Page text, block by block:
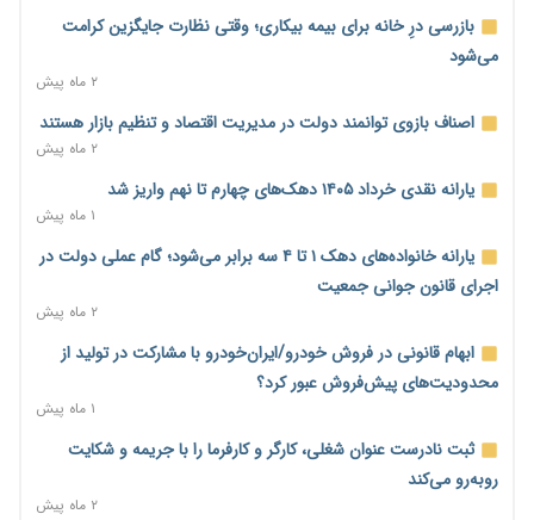
امسال گسترده‌تر می‌شود
۱۰ ساعت پیش
مطالبه کارگران جنوب برای پرداخت «حق جنگ»؛ از نفت و گاز تا
شبکه برق
۱۰ ساعت پیش
حساب‌های شرکت ملی نفت در بانک صنعت و معدن مسدود شد؛
بدهی یک میلیارد دلاری
درآمد کارگزاری‌ها چقدر است؟ کانون کارگزاران اعداد منتشرشده در
فضای مجازی را تکذیب کرد
بیکاری ۷ درصدی روی کاغذ؛ آیا در واقعیت هم این چنین است؟
روز خبرنگار؛ مطالبه‌ای فراتر از تبریک برای پاسداشت حقیقت و
امنیت شغلی
بازرسی درِ خانه برای بیمه بیکاری؛ وقتی نظارت جایگزین کرامت
می‌شود
۲ ماه پیش
اصناف بازوی توانمند دولت در مدیریت اقتصاد و تنظیم بازار هستند
۲ ماه پیش
یارانه نقدی خرداد ۱۴۰۵ دهک‌های چهارم تا نهم واریز شد
۱ ماه پیش
یارانه خانواده‌های دهک ۱ تا ۴ سه برابر می‌شود؛ گام عملی دولت در
اجرای قانون جوانی جمعیت
۲ ماه پیش
ابهام قانونی در فروش خودرو/ایران‌خودرو با مشارکت در تولید از
محدودیت‌های پیش‌فروش عبور کرد؟
۱ ماه پیش
ثبت نادرست عنوان شغلی، کارگر و کارفرما را با جریمه و شکایت
روبه‌رو می‌کند
۲ ماه پیش